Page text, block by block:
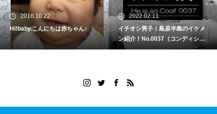
2016.10.22
こんにちは赤ちゃん♪
2022.02.11
イチオシ男子！島原半島のイケメ
ン紹介！No.0037（コンディショ
ニング アシスト ジム 田中海宝さ